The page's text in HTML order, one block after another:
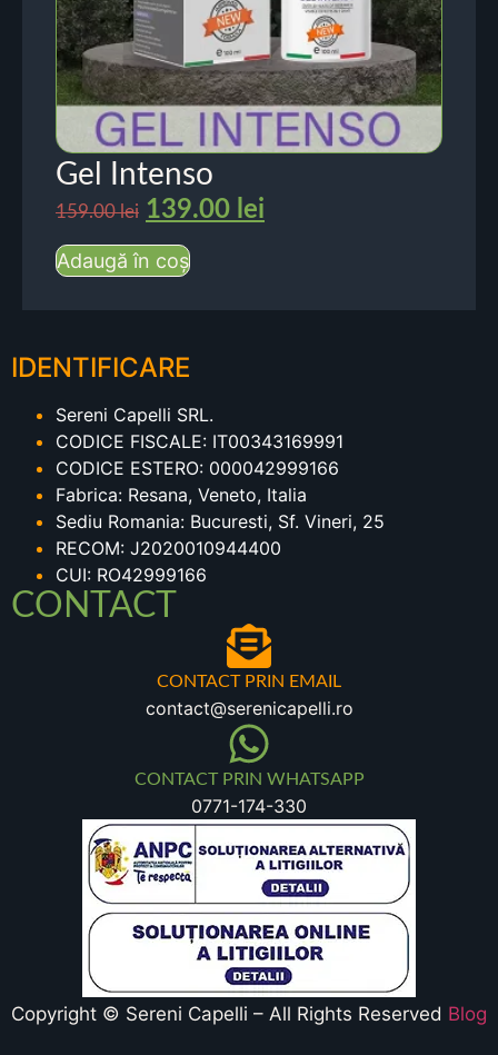
Gel Intenso
159.00lei 139.00 lei
Adaugă în coș
IDENTIFICARE
Sereni Capelli SRL.
CODICE FISCALE: IT00343169991
CODICE ESTERO: 000042999166
Fabrica: Resana, Veneto, Italia
Sediu Romania: Bucuresti, Sf. Vineri, 25
RECOM: J2020010944400
CUI: RO42999166
CONTACT
CONTACT PRIN EMAIL
contact@serenicapelli.ro
CONTACT PRIN WHATSAPP
0771-174-330
Copyright © Sereni Capelli – All Rights Reserved Blog